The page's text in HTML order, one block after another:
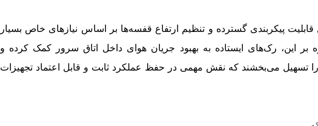
قابلیت پیکربندی گسترده و تنظیم ارتفاع قفسه‌ها بر اساس نیازهای خاص بسیار
این، رک‌های ایستاده به بهبود جریان هوای داخل اتاق سرور کمک کرده و
تسهیل می‌بخشند که نقش مهمی در حفظ عملکرد ثابت و قابل اعتماد تجهیزات